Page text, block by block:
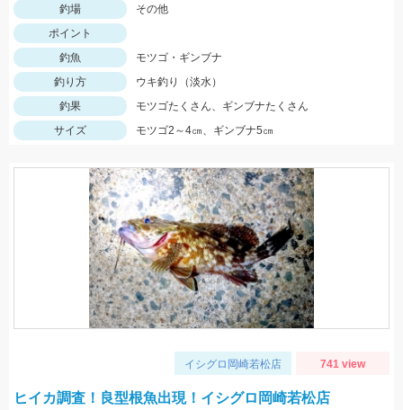
釣場
その他
ポイント
釣魚
モツゴ・ギンブナ
釣り方
ウキ釣り（淡水）
釣果
モツゴたくさん、ギンブナたくさん
サイズ
モツゴ2～4㎝、ギンブナ5㎝
イシグロ岡崎若松店 741 view
ヒイカ調査！良型根魚出現！イシグロ岡崎若松店